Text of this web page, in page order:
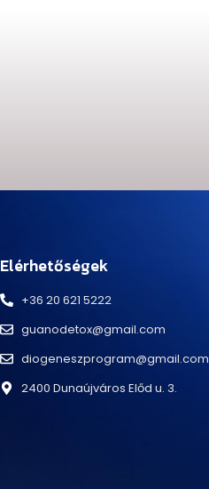
Elérhetőségek
+36 20 621 5222
guanodetox@gmail.com
diogeneszprogram@gmail.com
2400 Dunaújváros Előd u. 3.